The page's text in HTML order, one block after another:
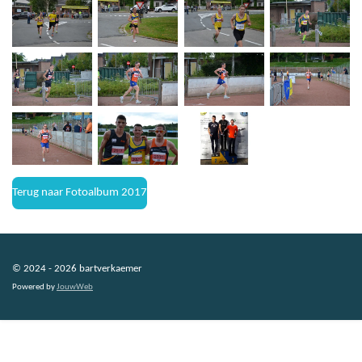
Terug naar Fotoalbum 2017
© 2024 - 2026 bartverkaemer
Powered byJouwWeb